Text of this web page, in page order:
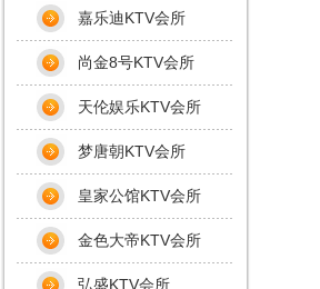
嘉乐迪KTV会所
尚金8号KTV会所
天伦娱乐KTV会所
梦唐朝KTV会所
皇家公馆KTV会所
金色大帝KTV会所
弘盛KTV会所